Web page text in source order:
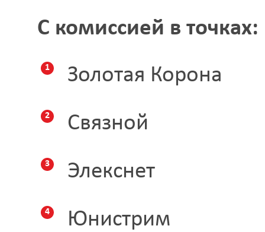
С комиссией в точках:
Золотая Корона
Связной
Элекснет
Юнистрим